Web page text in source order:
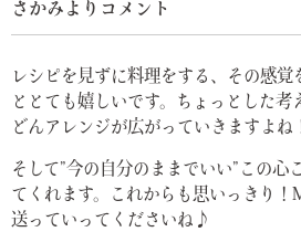
さかみよりコメント
レシピを見ずに料理をする、その感覚
ととても嬉しいです。ちょっとした考
どんアレンジが広がっていきますよね
そして”今の自分のままでいい”この心
てくれます。これからも思いっきり！
送っていってくださいね♪